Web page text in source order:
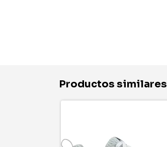
Productos similares